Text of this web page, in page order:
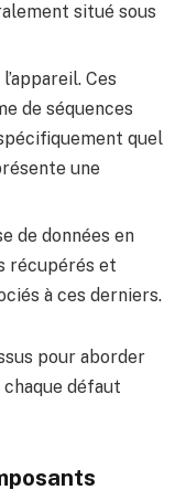
situé sous
Ces
de séquences
quel
une
de données en
récupérés et
à ces derniers.
pour aborder
défaut